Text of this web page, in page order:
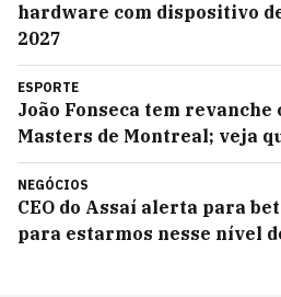
hardware com dispositivo
2027
ESPORTE
João Fonseca tem
Masters de Montreal; veja
NEGÓCIOS
CEO do Assaí alerta para
para estarmos nesse nível